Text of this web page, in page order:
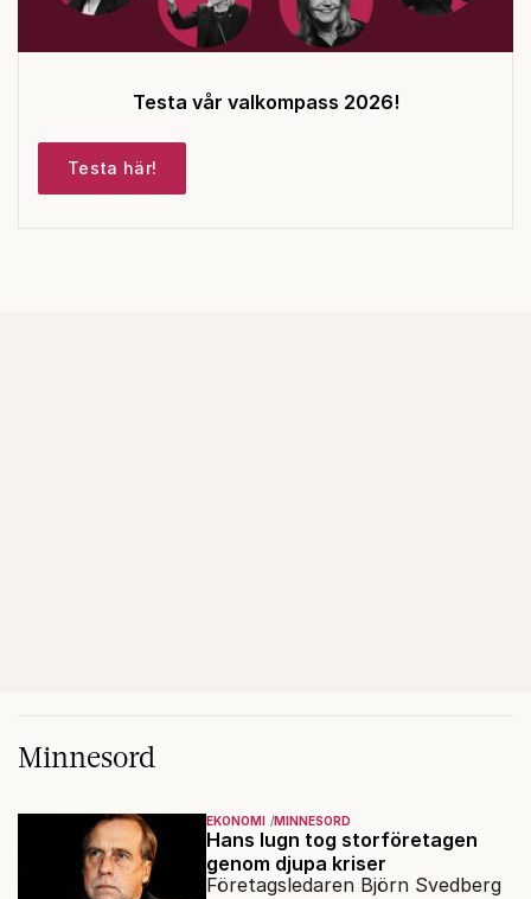
Testa vår valkompass 2026!
Testa här!
Minnesord
EKONOMI MINNESORD
Hans lugn tog storföretagen
genom djupa kriser
Företagsledaren Björn Svedberg